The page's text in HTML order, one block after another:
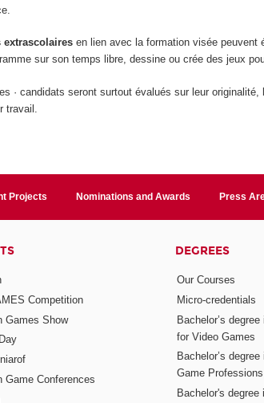
extrascolaires en lien avec la formation visée peuvent
sur son temps libre, dessine ou crée des jeux
· candidats seront surtout évalués sur leur
travail.
Projects Nominations and Awards Press
Competition
Games Show
Game Conferences
DEGREES
Our Courses
Micro-credentials
Bachelor’s
for Video Games
Bachelor’s
Game Professions
Bachelor's